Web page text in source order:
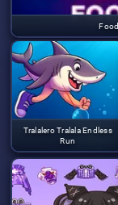
Tralalero Tralala Endless
Run